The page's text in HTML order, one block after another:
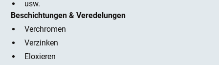
usw.
Beschichtungen & Veredelungen
Verchromen
Verzinken
Eloxieren